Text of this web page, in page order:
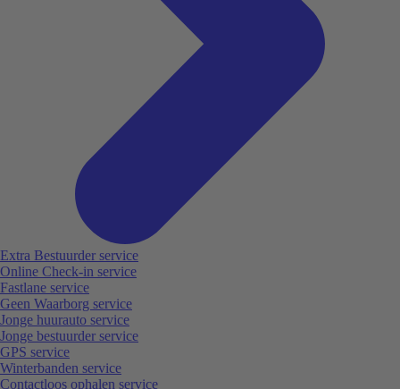
Extra Bestuurder service
Online Check-in service
Fastlane service
Geen Waarborg service
Jonge huurauto service
Jonge bestuurder service
GPS service
Winterbanden service
Contactloos ophalen service